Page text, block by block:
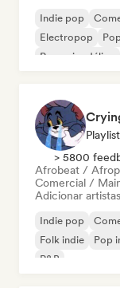
Indie pop
Electropop
Pop psicodélico
Playlist
> 5800
Afrobeat /
Comercial /
Adicionar
Indie pop
Folk indie
Pop
R&B